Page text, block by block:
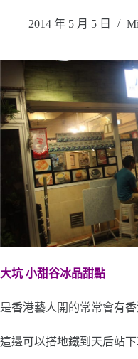
2014 年 5 月 5 日
大坑 小甜谷冰品甜點
是香港藝人開的常常會有
這邊可以搭地鐵到天后站